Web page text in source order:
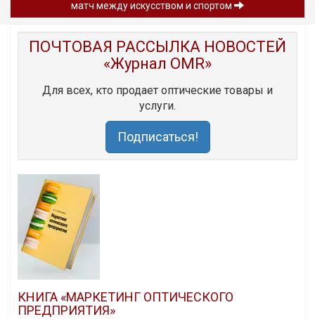
матч между искусством и спортом
ПОЧТОВАЯ РАССЫЛКА НОВОСТЕЙ
«Журнал OMR»
Для всех, кто продает оптические товары и
услуги.
Подписаться!
КНИГА «МАРКЕТИНГ ОПТИЧЕСКОГО
ПРЕДПРИЯТИЯ»